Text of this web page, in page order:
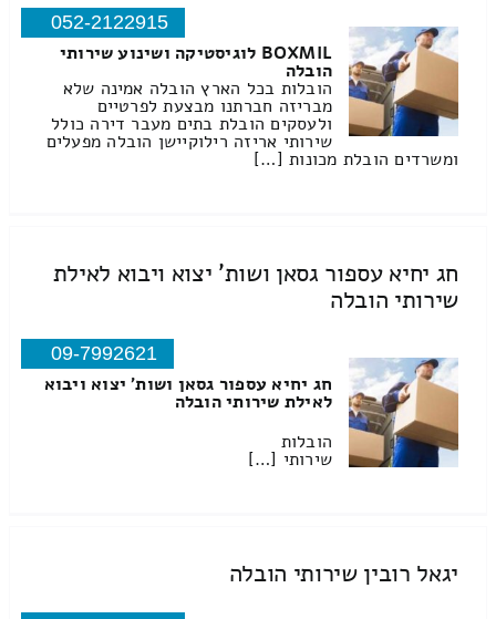
052-2122915
BOXMIL לוגיסטיקה ושינוע שירותי
הובלה
הובלות בכל הארץ הובלה אמינה שלא
מבריזה חברתנו מבצעת לפרטיים
ולעסקים הובלת בתים מעבר דירה כולל
שירותי אריזה רילוקיישן הובלה מפעלים
ומשרדים הובלת מכונות […]
חג יחיא עספור גסאן ושות' יצוא ויבוא לאילת
שירותי הובלה
09-7992621
חג יחיא עספור גסאן ושות' יצוא ויבוא
לאילת שירותי הובלה
הובלות
שירותי […]
יגאל רובין שירותי הובלה